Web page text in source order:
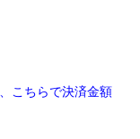
こちらで決済金額